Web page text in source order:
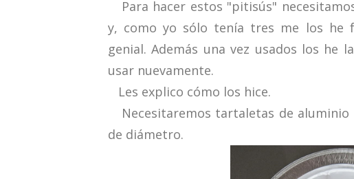
Para hacer estos "pitisús"
y, como yo sólo tenía tres me los he
genial. Además una vez usados los he
usar nuevamente.
Les explico cómo los hice.
Necesitaremos tartaletas de aluminio
de diámetro.